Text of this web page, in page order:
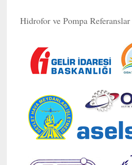
Hidrofor ve Pompa Referanslar